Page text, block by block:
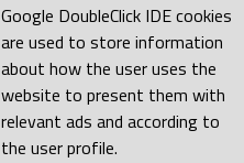
Google DoubleClick IDE cookies
are used to store information
about how the user uses the
website to present them with
relevant ads and according to
the user profile.